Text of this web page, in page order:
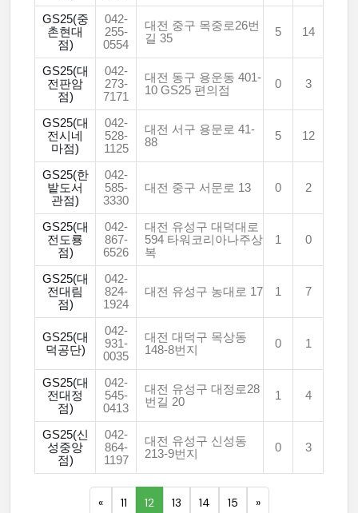
GS25(중
촌현대
점)
042-
255-
0554
대전 중구 목중로26번
길 35
5 14
GS25(대
전판암
점)
042-
273-
7171
대전 동구 용운동 401-
10 GS25 편의점
0 3
GS25(대
전시네
마점)
042-
528-
1125
대전 서구 용문로 41-
88
5 12
GS25(한
밭도서
관점)
042-
585-
3330
대전 중구 서문로 13 0 2
GS25(대
전도룡
점)
042-
867-
6526
대전 유성구 대덕대로
594 타워코리아나주상
복
1 0
GS25(대
전대림
점)
042-
824-
1924
대전 유성구 농대로 17 1 7
GS25(대
덕공단)
042-
931-
0035
대전 대덕구 목상동
148-8번지
0 1
GS25(대
전대정
점)
042-
545-
0413
대전 유성구 대정로28
번길 20
1 4
GS25(신
성중앙
점)
042-
864-
1197
대전 유성구 신성동
213-9번지
0 3
« 11 12 13 14 15 »